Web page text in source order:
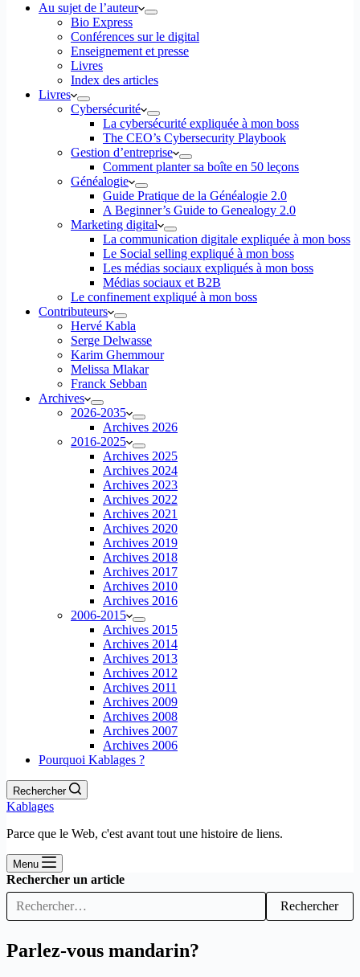
Au sujet de l’auteur
Bio Express
Conférences sur le digital
Enseignement et presse
Livres
Index des articles
Livres
Cybersécurité
La cybersécurité expliquée à mon boss
The CEO’s Cybersecurity Playbook
Gestion d’entreprise
Comment planter sa boîte en 50 leçons
Généalogie
Guide Pratique de la Généalogie 2.0
A Beginner’s Guide to Genealogy 2.0
Marketing digital
La communication digitale expliquée à mon boss
Le Social selling expliqué à mon boss
Les médias sociaux expliqués à mon boss
Médias sociaux et B2B
Le confinement expliqué à mon boss
Contributeurs
Hervé Kabla
Serge Delwasse
Karim Ghemmour
Melissa Mlakar
Franck Sebban
Archives
2026-2035
Archives 2026
2016-2025
Archives 2025
Archives 2024
Archives 2023
Archives 2022
Archives 2021
Archives 2020
Archives 2019
Archives 2018
Archives 2017
Archives 2010
Archives 2016
2006-2015
Archives 2015
Archives 2014
Archives 2013
Archives 2012
Archives 2011
Archives 2009
Archives 2008
Archives 2007
Archives 2006
Pourquoi Kablages ?
Rechercher
Kablages
Parce que le Web, c'est avant tout une histoire de liens.
Menu
Rechercher un article
Rechercher
Parlez-vous mandarin?